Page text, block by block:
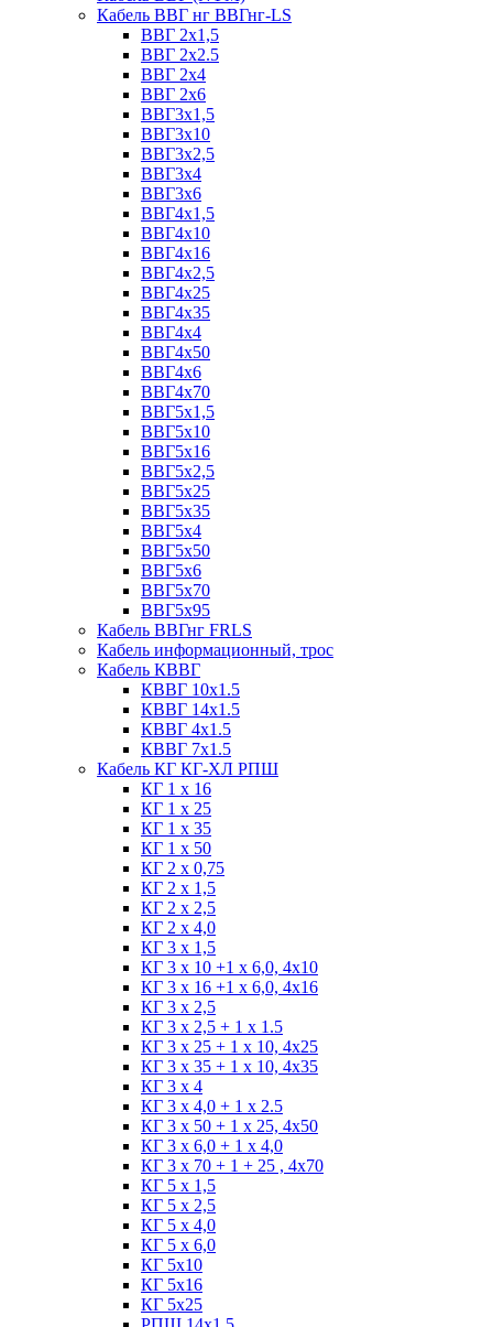
Кабель ВВГ нг ВВГнг-LS
ВВГ 2х1,5
ВВГ 2х2.5
ВВГ 2х4
ВВГ 2х6
ВВГ3х1,5
ВВГ3х10
ВВГ3х2,5
ВВГ3х4
ВВГ3х6
ВВГ4х1,5
ВВГ4х10
ВВГ4х16
ВВГ4х2,5
ВВГ4х25
ВВГ4х35
ВВГ4х4
ВВГ4х50
ВВГ4х6
ВВГ4х70
ВВГ5х1,5
ВВГ5х10
ВВГ5х16
ВВГ5х2,5
ВВГ5х25
ВВГ5х35
ВВГ5х4
ВВГ5х50
ВВГ5х6
ВВГ5х70
ВВГ5х95
Кабель ВВГнг FRLS
Кабель информационный, трос
Кабель КВВГ
КВВГ 10х1.5
КВВГ 14х1.5
КВВГ 4х1.5
КВВГ 7х1.5
Кабель КГ КГ-ХЛ РПШ
КГ 1 х 16
КГ 1 х 25
КГ 1 х 35
КГ 1 х 50
КГ 2 х 0,75
КГ 2 х 1,5
КГ 2 х 2,5
КГ 2 х 4,0
КГ 3 х 1,5
КГ 3 х 10 +1 x 6,0, 4х10
КГ 3 х 16 +1 x 6,0, 4х16
КГ 3 х 2,5
КГ 3 х 2,5 + 1 x 1.5
КГ 3 х 25 + 1 х 10, 4х25
КГ 3 х 35 + 1 x 10, 4х35
КГ 3 х 4
КГ 3 х 4,0 + 1 x 2.5
КГ 3 х 50 + 1 x 25, 4х50
КГ 3 х 6,0 + 1 x 4,0
КГ 3 х 70 + 1 + 25 , 4х70
КГ 5 х 1,5
КГ 5 х 2,5
КГ 5 х 4,0
КГ 5 х 6,0
КГ 5х10
КГ 5х16
КГ 5х25